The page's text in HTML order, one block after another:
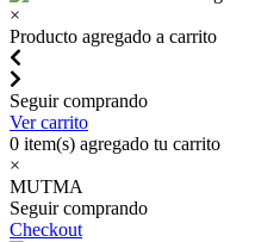
×
Producto agregado a carrito
Seguir comprando
Ver carrito
0 item(s) agregado tu carrito
×
MUTMA
Seguir comprando
Checkout